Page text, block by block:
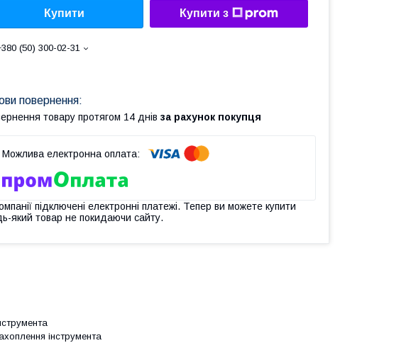
Купити Купити з
(50) 300-02-31
товару протягом 14 днів за рахунок покупця
підключені електронні платежі. Тепер ви можете купити
який товар не покидаючи сайту.
інструмента